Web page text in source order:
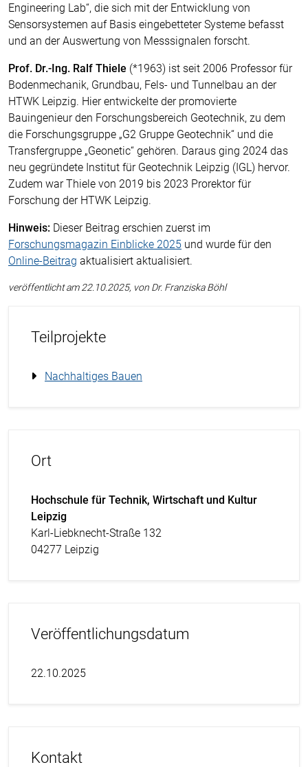
Engineering Lab“, die sich mit der Entwicklung von
Sensorsystemen auf Basis eingebetteter Systeme befasst
und an der Auswertung von Messsignalen forscht.
Prof. Dr.-Ing. Ralf Thiele (*1963) ist seit 2006 Professor für
Bodenmechanik, Grundbau, Fels- und Tunnelbau an der
HTWK Leipzig. Hier entwickelte der promovierte
Bauingenieur den Forschungsbereich Geotechnik, zu dem
die Forschungsgruppe „G2 Gruppe Geotechnik“ und die
Transfergruppe „Geonetic“ gehören. Daraus ging 2024 das
neu gegründete Institut für Geotechnik Leipzig (IGL) hervor.
Zudem war Thiele von 2019 bis 2023 Prorektor für
Forschung der HTWK Leipzig.
Hinweis: Dieser Beitrag erschien zuerst im
Forschungsmagazin Einblicke 2025 und wurde für den
Online-Beitrag aktualisiert aktualisiert.
veröffentlicht am 22.10.2025, von Dr. Franziska Böhl
Teilprojekte
Nachhaltiges Bauen
Ort
Hochschule für Technik, Wirtschaft und Kultur
Leipzig
Karl-Liebknecht-Straße 132
04277 Leipzig
Veröffentlichungsdatum
22.10.2025
Kontakt